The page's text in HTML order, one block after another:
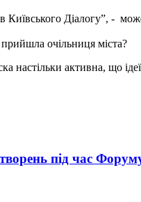
Київського Діалогу”, -
очільниця міста?
настільки активна, що
під час